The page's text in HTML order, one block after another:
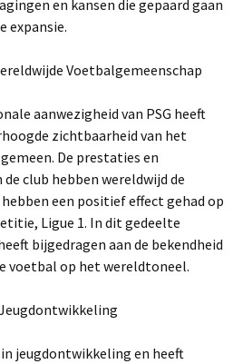
en kansen die gepaard gaan
expansie.
Voetbalgemeenschap
aanwezigheid van PSG heeft
zichtbaarheid van het
De prestaties en
club hebben wereldwijd de
een positief effect gehad op
Ligue 1. In dit gedeelte
bijgedragen aan de bekendheid
voetbal op het wereldtoneel.
in jeugdontwikkeling en heeft